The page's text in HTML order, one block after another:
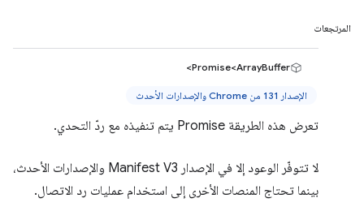
المرتجعات
Promise<ArrayBuffer>
الإصدار 131 من Chrome والإصدارات الأحدث
تعرض هذه الطريقة Promise يتم تنفيذه مع ردّ التحدي.
لا تتوفّر الوعود إلا في الإصدار Manifest V3 والإصدارات الأحدث،
بينما تحتاج المنصات الأخرى إلى استخدام عمليات رد الاتصال.